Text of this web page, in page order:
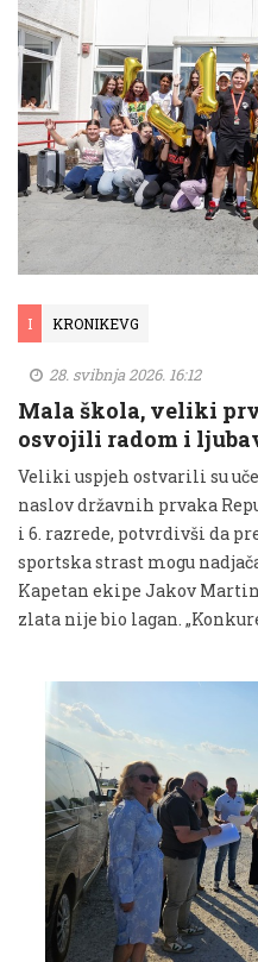
I KRONIKEVG
28. svibnja 2026. 16:12
Mala škola, veliki
osvojili radom i
Veliki uspjeh ostvarili su
naslov državnih prvaka
i 6. razrede, potvrdivši da
sportska strast mogu
Kapetan ekipe Jakov
zlata nije bio lagan.